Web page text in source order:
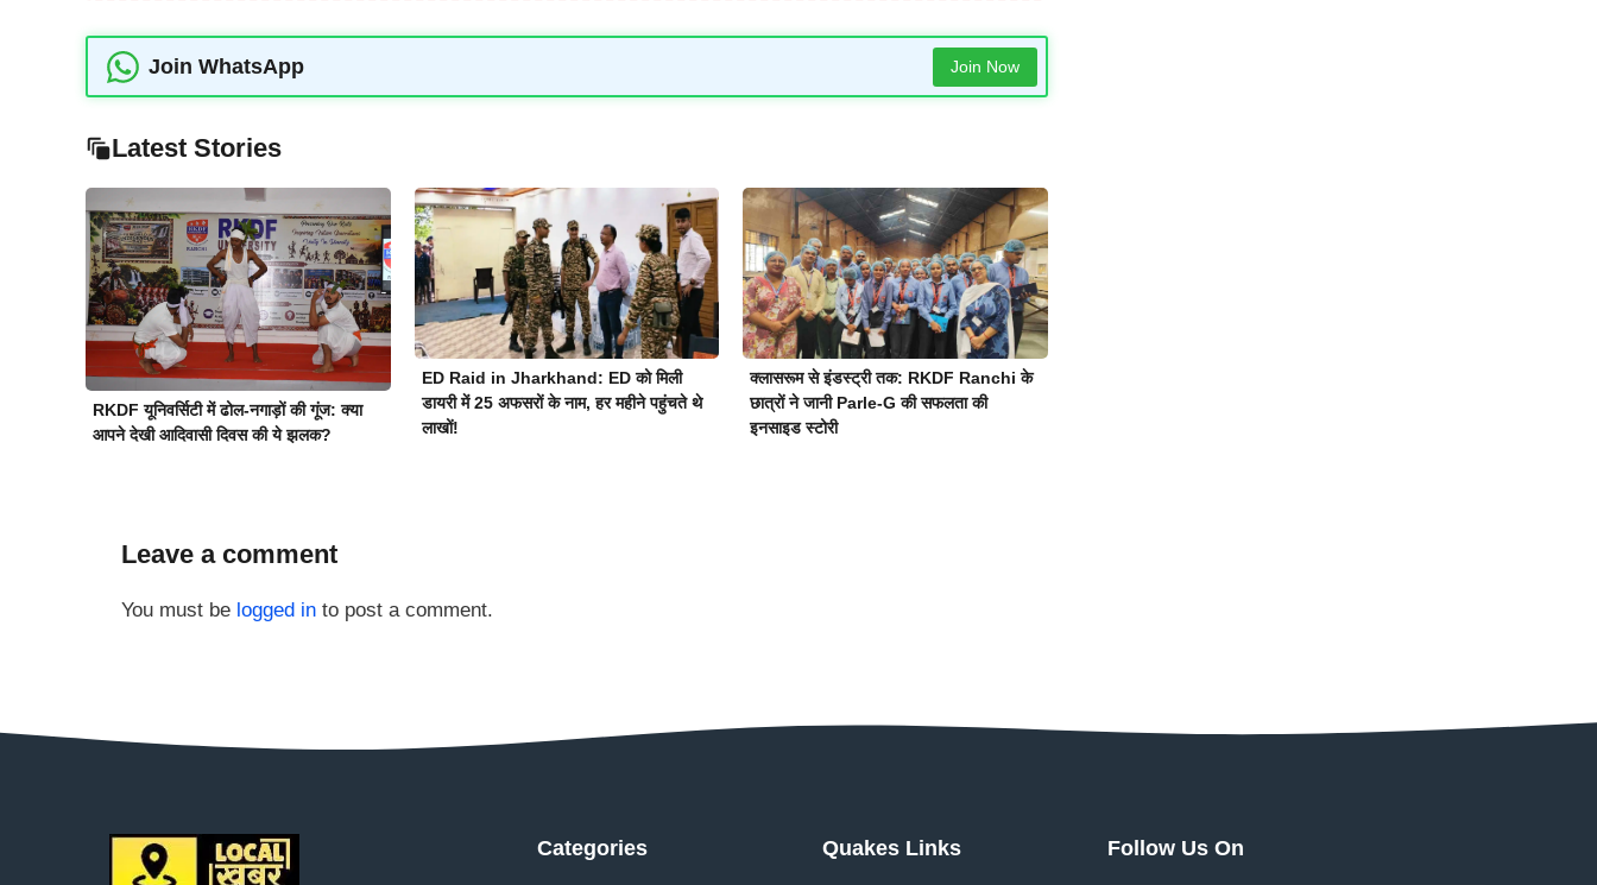
Join WhatsApp Join Now
Latest Stories
RKDF यूनिवर्सिटी में ढोल-नगाड़ों की गूंज: क्या
आपने देखी आदिवासी दिवस की ये झलक?
ED Raid in Jharkhand: ED को मिली
डायरी में 25 अफसरों के नाम, हर महीने पहुंचते थे
लाखों!
क्लासरूम से इंडस्ट्री तक: RKDF Ranchi के
छात्रों ने जानी Parle-G की सफलता की
इनसाइड स्टोरी
Leave a comment
You must be logged in to post a comment.
Categories Quakes Links Follow Us On